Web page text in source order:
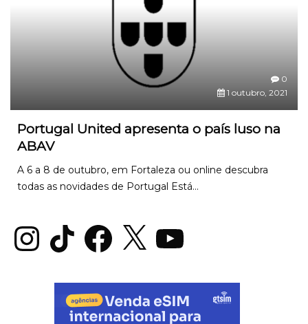
0
1 outubro, 2021
Portugal United apresenta o país luso na
ABAV
A 6 a 8 de outubro, em Fortaleza ou online descubra
todas as novidades de Portugal Está...
InstagramTikTok Facebook
X YouTube